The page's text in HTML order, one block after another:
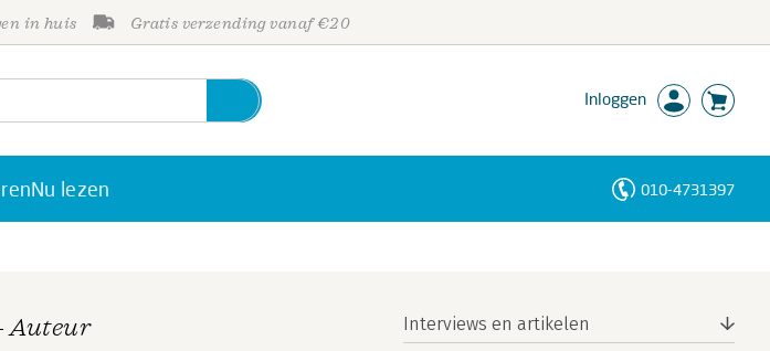
in huis Gratis verzending vanaf €20
Inloggen
Nu lezen 010-4731397
Auteur
Interviews en artikelen
Personen